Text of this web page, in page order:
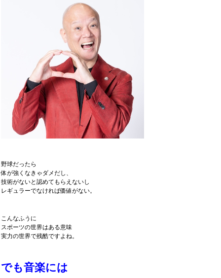
野球だったら
体が強くなきゃダメだし、
技術がないと認めてもらえないし
レギュラーでなければ価値がない。
こんなふうに
スポーツの世界はある意味
実力の世界で残酷ですよね。
でも音楽には